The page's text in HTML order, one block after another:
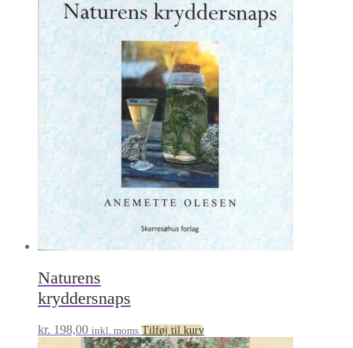
Naturens
kryddersnaps
kr. 198,00 inkl. moms Tilføj til kurv